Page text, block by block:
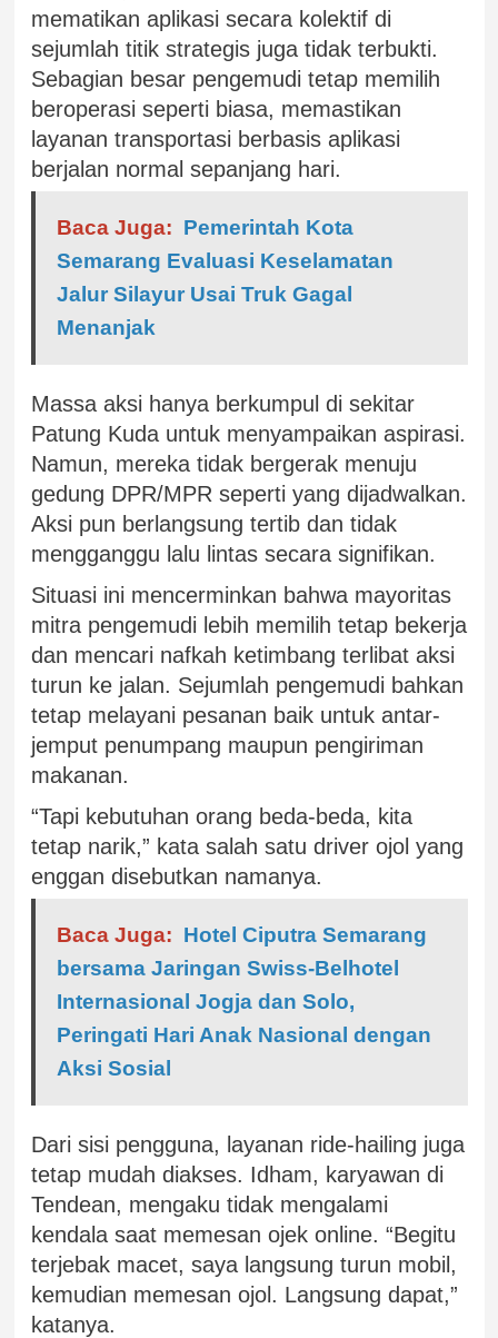
mematikan aplikasi secara kolektif di
sejumlah titik strategis juga tidak terbukti.
Sebagian besar pengemudi tetap memilih
beroperasi seperti biasa, memastikan
layanan transportasi berbasis aplikasi
berjalan normal sepanjang hari.
Baca Juga: Pemerintah Kota
Semarang Evaluasi Keselamatan
Jalur Silayur Usai Truk Gagal
Menanjak
Massa aksi hanya berkumpul di sekitar
Patung Kuda untuk menyampaikan aspirasi.
Namun, mereka tidak bergerak menuju
gedung DPR/MPR seperti yang dijadwalkan.
Aksi pun berlangsung tertib dan tidak
mengganggu lalu lintas secara signifikan.
Situasi ini mencerminkan bahwa mayoritas
mitra pengemudi lebih memilih tetap bekerja
dan mencari nafkah ketimbang terlibat aksi
turun ke jalan. Sejumlah pengemudi bahkan
tetap melayani pesanan baik untuk antar-
jemput penumpang maupun pengiriman
makanan.
“Tapi kebutuhan orang beda-beda, kita
tetap narik,” kata salah satu driver ojol yang
enggan disebutkan namanya.
Baca Juga: Hotel Ciputra Semarang
bersama Jaringan Swiss-Belhotel
Internasional Jogja dan Solo,
Peringati Hari Anak Nasional dengan
Aksi Sosial
Dari sisi pengguna, layanan ride-hailing juga
tetap mudah diakses. Idham, karyawan di
Tendean, mengaku tidak mengalami
kendala saat memesan ojek online. “Begitu
terjebak macet, saya langsung turun mobil,
kemudian memesan ojol. Langsung dapat,”
katanya.